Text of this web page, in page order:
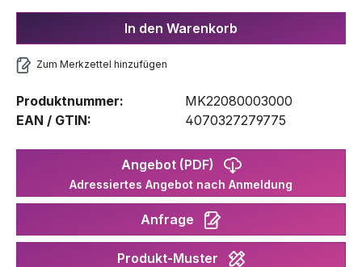
In den Warenkorb
Zum Merkzettel hinzufügen
Produktnummer:
MK22080003000
EAN / GTIN:
4070327279775
Angebot (PDF)
Adressiertes Angebot nach Anmeldung
Anfrage
Produkt-Muster